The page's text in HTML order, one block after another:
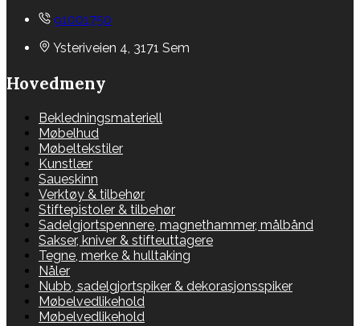
91001750
Ysteriveien 4, 3171 Sem
Hovedmeny
Bekledningsmateriell
Møbelhud
Møbeltekstiler
Kunstlær
Saueskinn
Verktøy & tilbehør
Stiftepistoler & tilbehør
Sadelgjortspennere, magnethammer, målbånd
Sakser, kniver & stifteuttagere
Tegne, merke & hulltaking
Nåler
Nubb, sadelgjortspiker & dekorasjonsspiker
Møbelvedlikehold
Møbelvedlikehold